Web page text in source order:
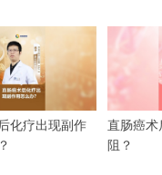
化疗出现副作
直肠癌术
阻？